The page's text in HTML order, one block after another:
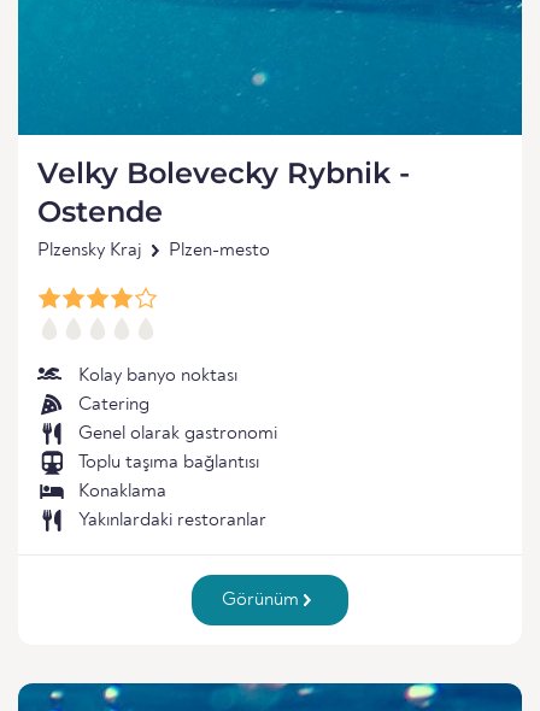
Velky Bolevecky Rybnik -
Ostende
Plzensky Kraj Plzen-mesto
Kolay banyo noktası
Catering
Genel olarak gastronomi
Toplu taşıma bağlantısı
Konaklama
Yakınlardaki restoranlar
Görünüm